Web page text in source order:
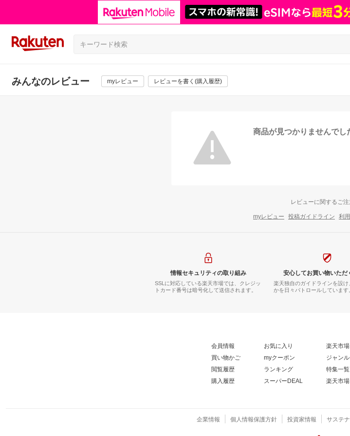
みんなのレビュー myレビュー レビューを書く(購入履歴)
商品が見つかりませんでし
レビューに関するご
myレビュー 投稿ガイドライン 利
情報セキュリティの取り組み
SSLに対応している楽天市場では、クレジッ
トカード番号は暗号化して送信されます。
安心してお買い物いただ
楽天独自のガイドラインを設
かを日々パトロールしています
会員情報
買い物かご
閲覧履歴
購入履歴
お気に入り
myクーポン
ランキング
スーパーDEAL
楽天市
ジャン
特集一覧
楽天市場
企業情報 個人情報保護方針 投資家情報 サステ